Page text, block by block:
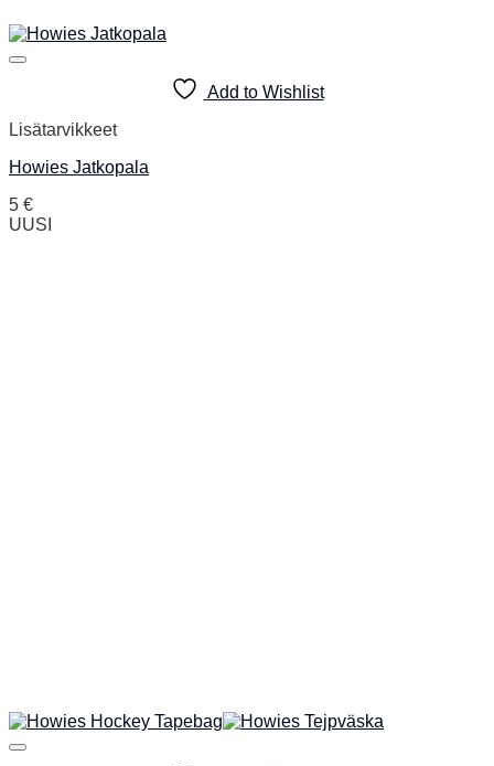
Add to Wishlist
Lisätarvikkeet
Howies Jatkopala
5 €
UUSI